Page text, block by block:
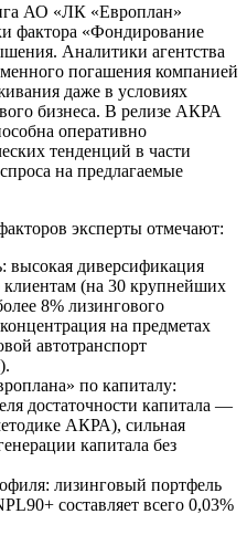
АО «ЛК «Европлан»
фактора «Фондирование
Аналитики агентства
погашения компанией
даже в условиях
бизнеса. В релизе АКРА
оперативно
тенденций в части
на предлагаемые
эксперты отмечают:
высокая диверсификация
клиентам (на 30 крупнейших
8% лизингового
на предметах
автотранспорт
по капиталу:
достаточности капитала —
АКРА), сильная
капитала без
лизинговый портфель
составляет всего 0,03%